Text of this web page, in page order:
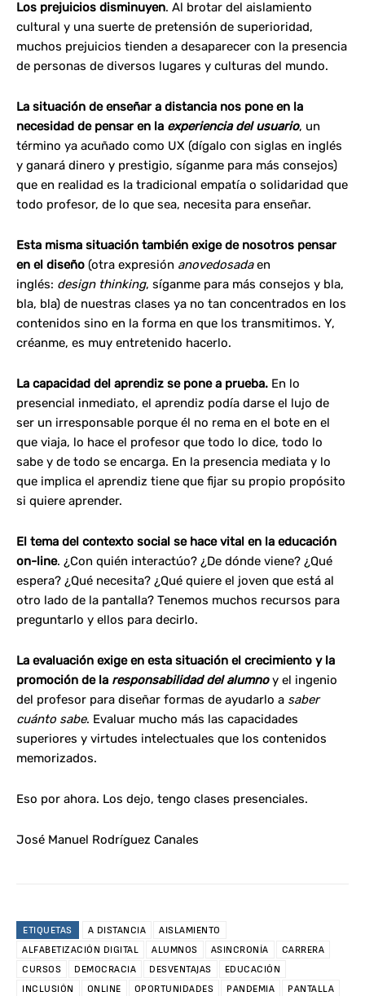
Los prejuicios disminuyen. Al brotar del aislamiento
cultural y una suerte de pretensión de superioridad,
muchos prejuicios tienden a desaparecer con la presencia
de personas de diversos lugares y culturas del mundo.
La situación de enseñar a distancia nos pone en la
necesidad de pensar en la experiencia del usuario, un
término ya acuñado como UX (dígalo con siglas en inglés
y ganará dinero y prestigio, síganme para más consejos)
que en realidad es la tradicional empatía o solidaridad que
todo profesor, de lo que sea, necesita para enseñar.
Esta misma situación también exige de nosotros pensar
en el diseño (otra expresión anovedosadaen
inglés: design thinking, síganme para más consejos y bla,
bla, bla) de nuestras clases ya no tan concentrados en los
contenidos sino en la forma en que los transmitimos. Y,
créanme, es muy entretenido hacerlo.
La capacidad del aprendiz se pone a prueba. En lo
presencial inmediato, el aprendiz podía darse el lujo de
ser un irresponsable porque él no rema en el bote en el
que viaja, lo hace el profesor que todo lo dice, todo lo
sabe y de todo se encarga. En la presencia mediata y lo
que implica el aprendiz tiene que fijar su propio propósito
si quiere aprender.
El tema del contexto social se hace vital en la educación
on-line. ¿Con quién interactúo? ¿De dónde viene? ¿Qué
espera? ¿Qué necesita? ¿Qué quiere el joven que está al
otro lado de la pantalla? Tenemos muchos recursos para
preguntarlo y ellos para decirlo.
La evaluación exige en esta situación el crecimiento y la
promoción de la responsabilidad del alumno y el ingenio
del profesor para diseñar formas de ayudarlo a saber
cuánto sabe. Evaluar mucho más las capacidades
superiores y virtudes intelectuales que los contenidos
memorizados.
Eso por ahora. Los dejo, tengo clases presenciales.
José Manuel Rodríguez Canales
ETIQUETAS A DISTANCIA
AISLAMIENTO
ALFABETIZACIÓN DIGITAL
ALUMNOS ASINCRONÍA
CARRERA
CURSOS
DEMOCRACIA DESVENTAJAS
EDUCACIÓN
INCLUSIÓN
ONLINE OPORTUNIDADES PANDEMIA
PANTALLA